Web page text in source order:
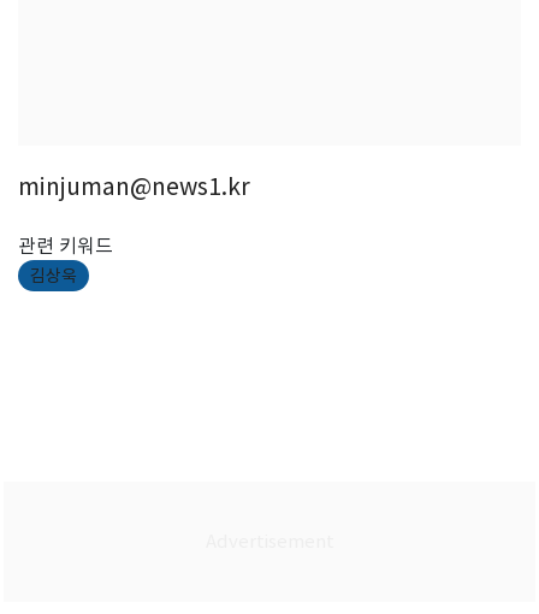
minjuman@news1.kr
관련 키워드
김상욱